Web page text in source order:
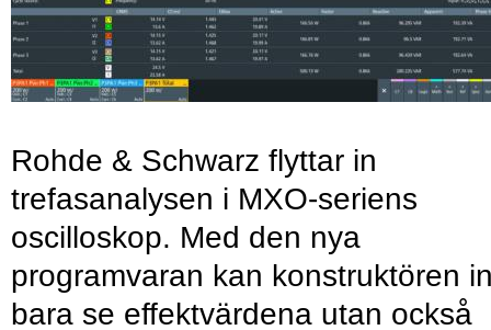
Rohde & Schwarz flyttar in
trefasanalysen i MXO-seriens
oscilloskop. Med den nya
programvaran kan konstruktören
bara se effektvärdena utan också